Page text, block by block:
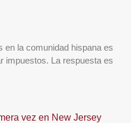
en la comunidad hispana es
impuestos. La respuesta es